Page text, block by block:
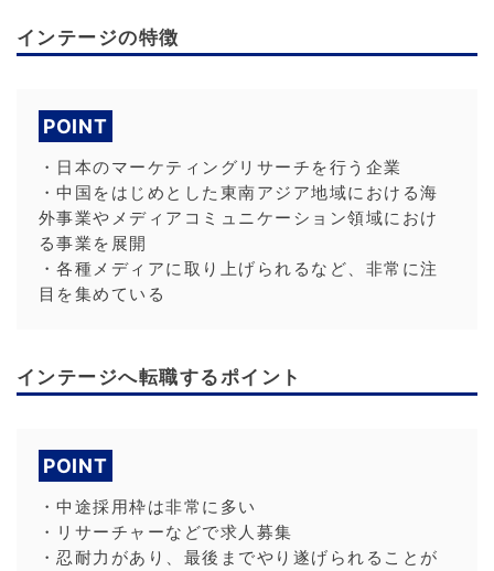
インテージの特徴
POINT
・日本のマーケティングリサーチを行う企業
・中国をはじめとした東南アジア地域における海
外事業やメディアコミュニケーション領域におけ
る事業を展開
・各種メディアに取り上げられるなど、非常に注
目を集めている
インテージへ転職するポイント
POINT
・中途採用枠は非常に多い
・リサーチャーなどで求人募集
・忍耐力があり、最後までやり遂げられることが